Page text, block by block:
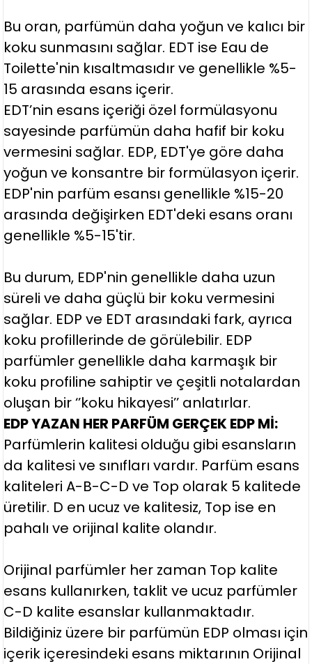
Bu oran, parfümün daha yoğun ve kalıcı bir
koku sunmasını sağlar. EDT ise Eau de
Toilette'nin kısaltmasıdır ve genellikle %5-
15 arasında esans içerir.
EDT’nin esans içeriği özel formülasyonu
sayesinde parfümün daha hafif bir koku
vermesini sağlar. EDP, EDT'ye göre daha
yoğun ve konsantre bir formülasyon içerir.
EDP'nin parfüm esansı genellikle %15-20
arasında değişirken EDT'deki esans oranı
genellikle %5-15'tir.
Bu durum, EDP'nin genellikle daha uzun
süreli ve daha güçlü bir koku vermesini
sağlar. EDP ve EDT arasındaki fark, ayrıca
koku profillerinde de görülebilir. EDP
parfümler genellikle daha karmaşık bir
koku profiline sahiptir ve çeşitli notalardan
oluşan bir ‘’koku hikayesi’’ anlatırlar.
EDP YAZAN HER PARFÜM GERÇEK EDP Mİ:
Parfümlerin kalitesi olduğu gibi esansların
da kalitesi ve sınıfları vardır. Parfüm esans
kaliteleri A-B-C-D ve Top olarak 5 kalitede
üretilir. D en ucuz ve kalitesiz, Top ise en
pahalı ve orijinal kalite olandır.
Orijinal parfümler her zaman Top kalite
esans kullanırken, taklit ve ucuz parfümler
C-D kalite esanslar kullanmaktadır.
Bildiğiniz üzere bir parfümün EDP olması için
içerik içeresindeki esans miktarının Orijinal